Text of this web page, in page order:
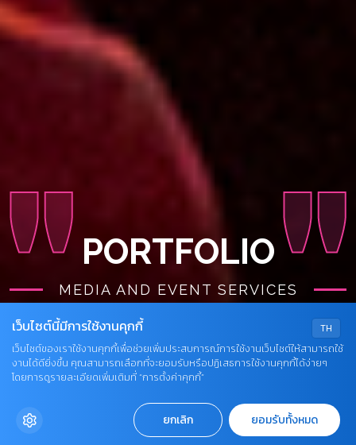
PORTFOLIO
MEDIA AND EVENT SERVICES
ENTERTAINMENT
EVENT
TH
เว็บไซต์นี้มีการใช้งานคุกกี้
เว็บไซต์ของเราใช้งานคุกกี้เพื่อช่วยเพิ่มประสบการณ์การใช้งานเว็บไซต์ให้สามารถใช้
งานได้ดียิ่งขึ้น คุณสามารถเลือกที่จะยอมรับหรือปฏิเสธการใช้งานคุกกี้ได้ง่ายๆ
โดยการดูรายละเอียดเพิ่มเติมที่ “การตั้งค่าคุกกี้”
ยกเลิก ยอมรับทั้งหมด